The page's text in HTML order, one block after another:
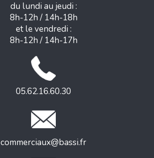
du lundi au jeudi :
8h-12h / 14h-18h
et le vendredi :
8h-12h / 14h-17h
05.62.16.60.30
commerciaux@bassi.fr